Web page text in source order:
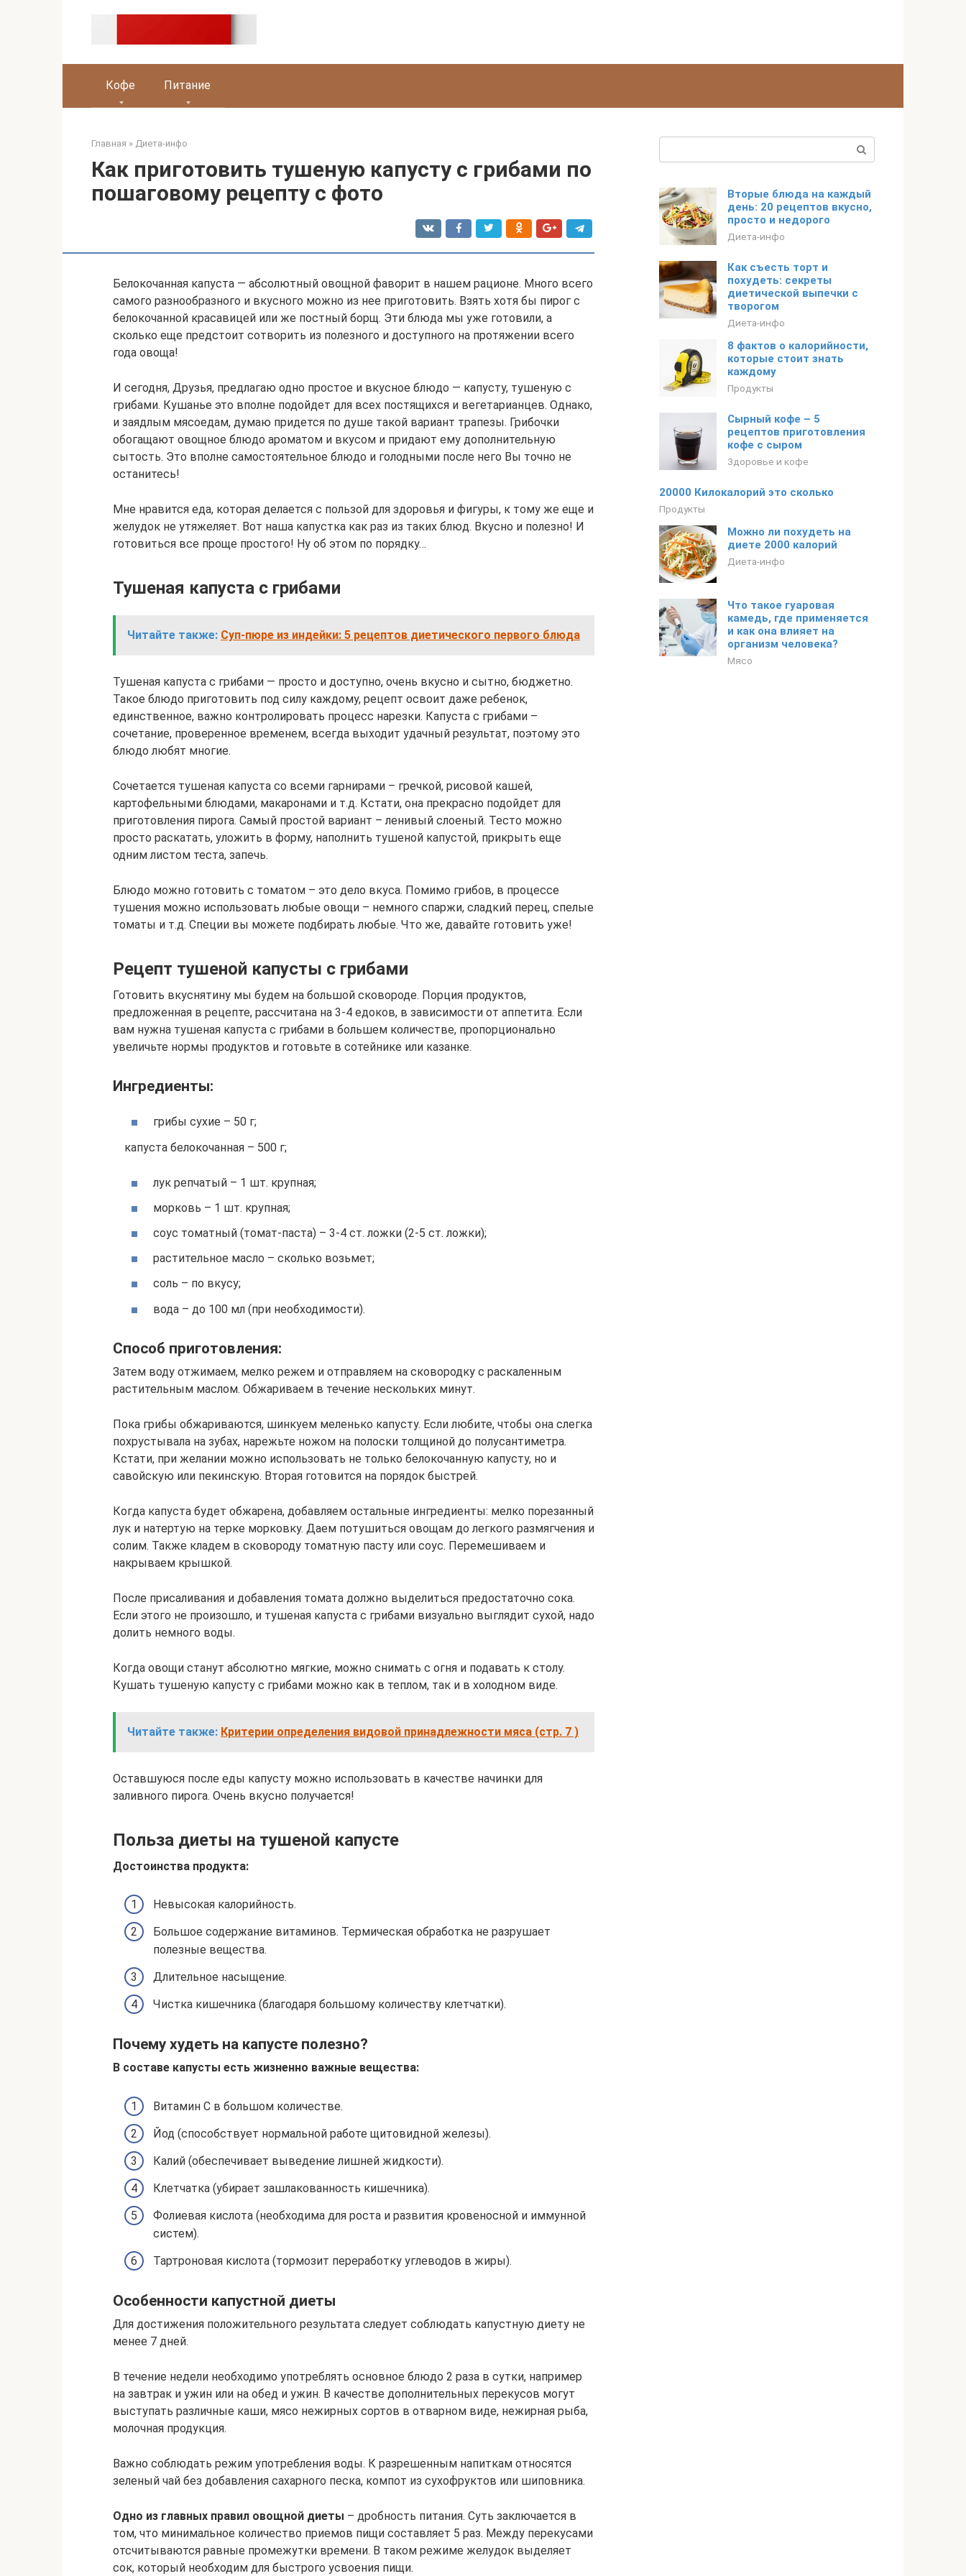
Кофе Питание
Главная » Диета-инфо
Как приготовить тушеную капусту с грибами по
пошаговому рецепту с фото
Белокочанная капуста — абсолютный овощной фаворит в нашем рационе. Много всего
самого разнообразного и вкусного можно из нее приготовить. Взять хотя бы пирог с
белокочанной красавицей или же постный борщ. Эти блюда мы уже готовили, а
сколько еще предстоит сотворить из полезного и доступного на протяжении всего
года овоща!
И сегодня, Друзья, предлагаю одно простое и вкусное блюдо — капусту, тушеную с
грибами. Кушанье это вполне подойдет для всех постящихся и вегетарианцев. Однако,
и заядлым мясоедам, думаю придется по душе такой вариант трапезы. Грибочки
обогащают овощное блюдо ароматом и вкусом и придают ему дополнительную
сытость. Это вполне самостоятельное блюдо и голодными после него Вы точно не
останитесь!
Мне нравится еда, которая делается с пользой для здоровья и фигуры, к тому же еще и
желудок не утяжеляет. Вот наша капустка как раз из таких блюд. Вкусно и полезно! И
готовиться все проще простого! Ну об этом по порядку…
Тушеная капуста с грибами
Читайте также: Суп-пюре из индейки: 5 рецептов диетического первого блюда
Тушеная капуста с грибами — просто и доступно, очень вкусно и сытно, бюджетно.
Такое блюдо приготовить под силу каждому, рецепт освоит даже ребенок,
единственное, важно контролировать процесс нарезки. Капуста с грибами –
сочетание, проверенное временем, всегда выходит удачный результат, поэтому это
блюдо любят многие.
Сочетается тушеная капуста со всеми гарнирами – гречкой, рисовой кашей,
картофельными блюдами, макаронами и т.д. Кстати, она прекрасно подойдет для
приготовления пирога. Самый простой вариант – ленивый слоеный. Тесто можно
просто раскатать, уложить в форму, наполнить тушеной капустой, прикрыть еще
одним листом теста, запечь.
Блюдо можно готовить с томатом – это дело вкуса. Помимо грибов, в процессе
тушения можно использовать любые овощи – немного спаржи, сладкий перец, спелые
томаты и т.д. Специи вы можете подбирать любые. Что же, давайте готовить уже!
Рецепт тушеной капусты с грибами
Готовить вкуснятину мы будем на большой сковороде. Порция продуктов,
предложенная в рецепте, рассчитана на 3-4 едоков, в зависимости от аппетита. Если
вам нужна тушеная капуста с грибами в большем количестве, пропорционально
увеличьте нормы продуктов и готовьте в сотейнике или казанке.
Ингредиенты:
грибы сухие – 50 г;
капуста белокочанная – 500 г;
лук репчатый – 1 шт. крупная;
морковь – 1 шт. крупная;
соус томатный (томат-паста) – 3-4 ст. ложки (2-5 ст. ложки);
растительное масло – сколько возьмет;
соль – по вкусу;
вода – до 100 мл (при необходимости).
Способ приготовления:
Затем воду отжимаем, мелко режем и отправляем на сковородку с раскаленным
растительным маслом. Обжариваем в течение нескольких минут.
Пока грибы обжариваются, шинкуем меленько капусту. Если любите, чтобы она слегка
похрустывала на зубах, нарежьте ножом на полоски толщиной до полусантиметра.
Кстати, при желании можно использовать не только белокочанную капусту, но и
савойскую или пекинскую. Вторая готовится на порядок быстрей.
Когда капуста будет обжарена, добавляем остальные ингредиенты: мелко порезанный
лук и натертую на терке морковку. Даем потушиться овощам до легкого размягчения и
солим. Также кладем в сковороду томатную пасту или соус. Перемешиваем и
накрываем крышкой.
После присаливания и добавления томата должно выделиться предостаточно сока.
Если этого не произошло, и тушеная капуста с грибами визуально выглядит сухой, надо
долить немного воды.
Когда овощи станут абсолютно мягкие, можно снимать с огня и подавать к столу.
Кушать тушеную капусту с грибами можно как в теплом, так и в холодном виде.
Читайте также: Критерии определения видовой принадлежности мяса (стр. 7 )
Оставшуюся после еды капусту можно использовать в качестве начинки для
заливного пирога. Очень вкусно получается!
Польза диеты на тушеной капусте
Достоинства продукта:
Невысокая калорийность.
Большое содержание витаминов. Термическая обработка не разрушает
полезные вещества.
Длительное насыщение.
Чистка кишечника (благодаря большому количеству клетчатки).
Почему худеть на капусте полезно?
В составе капусты есть жизненно важные вещества:
Витамин С в большом количестве.
Йод (способствует нормальной работе щитовидной железы).
Калий (обеспечивает выведение лишней жидкости).
Клетчатка (убирает зашлакованность кишечника).
Фолиевая кислота (необходима для роста и развития кровеносной и иммунной
систем).
Тартроновая кислота (тормозит переработку углеводов в жиры).
Особенности капустной диеты
Для достижения положительного результата следует соблюдать капустную диету не
менее 7 дней.
В течение недели необходимо употреблять основное блюдо 2 раза в сутки, например
на завтрак и ужин или на обед и ужин. В качестве дополнительных перекусов могут
выступать различные каши, мясо нежирных сортов в отварном виде, нежирная рыба,
молочная продукция.
Важно соблюдать режим употребления воды. К разрешенным напиткам относятся
зеленый чай без добавления сахарного песка, компот из сухофруктов или шиповника.
Одно из главных правил овощной диеты – дробность питания. Суть заключается в
том, что минимальное количество приемов пищи составляет 5 раз. Между перекусами
отсчитываются равные промежутки времени. В таком режиме желудок выделяет
сок, который необходим для быстрого усвоения пищи.
Вторые блюда на каждый
день: 20 рецептов вкусно,
просто и недорого
Диета-инфо
Как съесть торт и
похудеть: секреты
диетической выпечки с
творогом
Диета-инфо
8 фактов о калорийности,
которые стоит знать
каждому
Продукты
Сырный кофе – 5
рецептов приготовления
кофе с сыром
Здоровье и кофе
20000 Килокалорий это сколько
Продукты
Можно ли похудеть на
диете 2000 калорий
Диета-инфо
Что такое гуаровая
камедь, где применяется
и как она влияет на
организм человека?
Мясо